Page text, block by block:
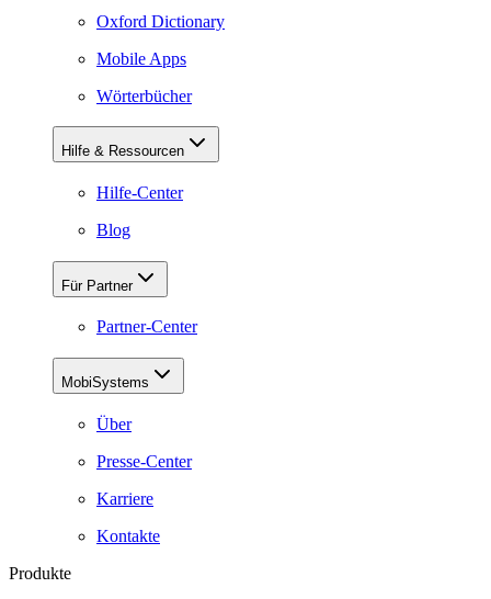
Oxford Dictionary
Mobile Apps
Wörterbücher
Hilfe & Ressourcen
Hilfe-Center
Blog
Für Partner
Partner-Center
MobiSystems
Über
Presse-Center
Karriere
Kontakte
Produkte